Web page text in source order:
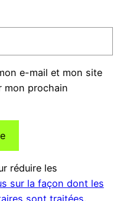
e-mail et mon site
mon prochain
réduire les
sur la façon dont les